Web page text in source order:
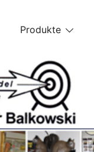
Produkte